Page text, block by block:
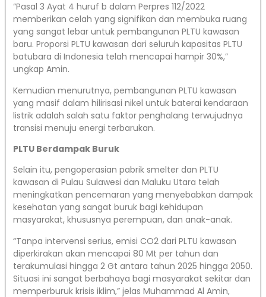
“Pasal 3 Ayat 4 huruf b dalam Perpres 112/2022
memberikan celah yang signifikan dan membuka ruang
yang sangat lebar untuk pembangunan PLTU kawasan
baru. Proporsi PLTU kawasan dari seluruh kapasitas PLTU
batubara di Indonesia telah mencapai hampir 30%,”
ungkap Amin.
Kemudian menurutnya, pembangunan PLTU kawasan
yang masif dalam hilirisasi nikel untuk baterai kendaraan
listrik adalah salah satu faktor penghalang terwujudnya
transisi menuju energi terbarukan.
PLTU Berdampak Buruk
Selain itu, pengoperasian pabrik smelter dan PLTU
kawasan di Pulau Sulawesi dan Maluku Utara telah
meningkatkan pencemaran yang menyebabkan dampak
kesehatan yang sangat buruk bagi kehidupan
masyarakat, khususnya perempuan, dan anak-anak.
“Tanpa intervensi serius, emisi CO2 dari PLTU kawasan
diperkirakan akan mencapai 80 Mt per tahun dan
terakumulasi hingga 2 Gt antara tahun 2025 hingga 2050.
Situasi ini sangat berbahaya bagi masyarakat sekitar dan
memperburuk krisis iklim,” jelas Muhammad Al Amin,